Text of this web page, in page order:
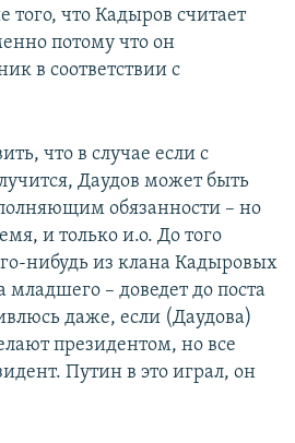
того, что Кадыров считает
потому что он
в соответствии с
что в случае если с
Даудов может быть
обязанности – но
и только и.о. До того
нибудь из клана Кадыровых
– доведет до поста
даже, если (Даудова)
президентом, но все
Путин в это играл, он